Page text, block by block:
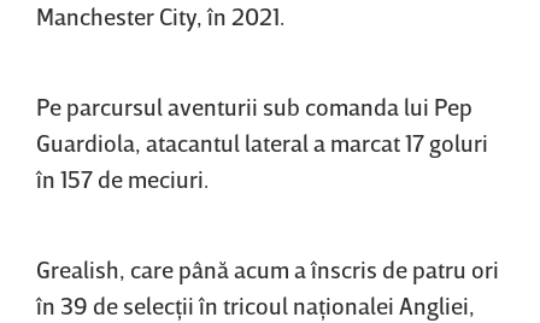
Manchester City, în 2021.
Pe parcursul aventurii sub comanda lui Pep
Guardiola, atacantul lateral a marcat 17 goluri
în 157 de meciuri.
Grealish, care până acum a înscris de patru ori
în 39 de selecţii în tricoul naţionalei Angliei,